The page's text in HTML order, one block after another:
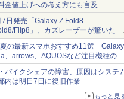
金値上げへの考え方にも言及
日発売「Galaxy Z Fold8
Flip8」、カズレーザーが驚いた「
ニュー並みの薄さ」
の最新スマホおすすめ11選 Galaxy
、arrows、AQUOSなど注目機種の特
バイクシェアの障害、原因はシステ
は明日7日に復旧作業
もっと見